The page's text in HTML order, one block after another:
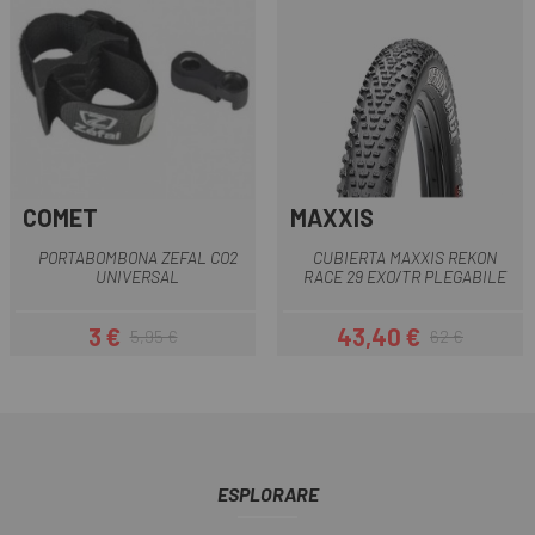
COMET
PORTABOMBONA ZEFAL CO2
UNIVERSAL
Prezzo
3 € Prezzo base
5,95 €
MAXXIS
CUBIERTA MAXXIS REKON
RACE 29 EXO/TR PLEGABILE
Prezzo
43,40 €Prezzo base
62 €
ESPLORARE